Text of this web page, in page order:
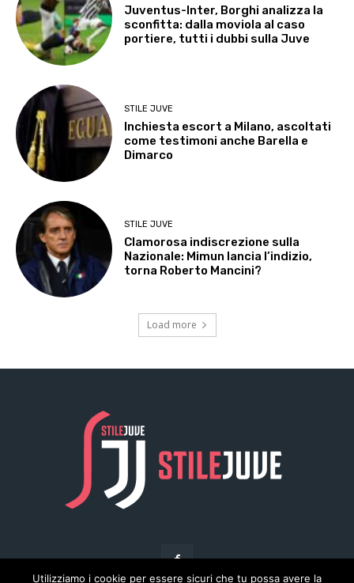
Utilizziamo i cookie per essere sicuri che tu possa avere la